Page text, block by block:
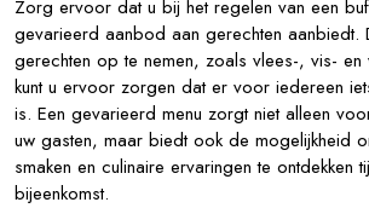
Zorg ervoor dat u bij het regelen van een
gevarieerd aanbod aan gerechten aanbiedt.
gerechten op te nemen, zoals vlees-, vis-
kunt u ervoor zorgen dat er voor iedereen
is. Een gevarieerd menu zorgt niet alleen
uw gasten, maar biedt ook de mogelijkheid
smaken en culinaire ervaringen te ontdekken
bijeenkomst.